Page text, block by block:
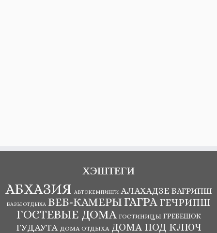
ХЭШТЕГИ
АБХАЗИЯ АВТОКЕМПИНГИ АЛАХАДЗЕ БАГРИПШ
БАЗЫ ОТДЫХА ВЕБ-КАМЕРЫ ГАГРА ГЕЧРИПШ
ГОСТЕВЫЕ ДОМА ГОСТИНИЦЫ ГРЕБЕШОК
ГУДАУТА ДОМА ОТДЫХА ДОМА ПОД КЛЮЧ